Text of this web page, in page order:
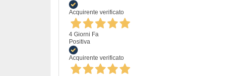
Acquirente verificato
4 Giorni Fa
Positiva
Acquirente verificato